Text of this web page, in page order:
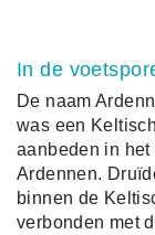
In de
De naam
was een
aanbeden in
Ardennen.
binnen de
verbonden met